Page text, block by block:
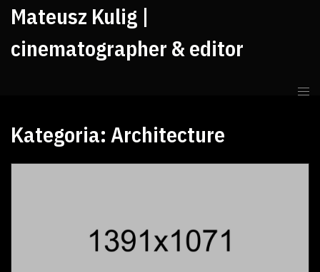
Mateusz Kulig |
cinematographer & editor
Kategoria: Architecture